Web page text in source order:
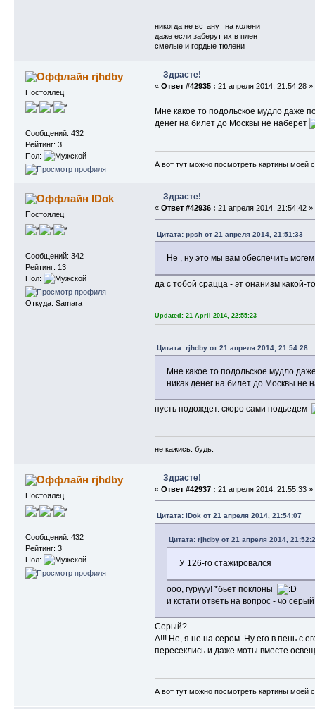
никогда не встанут на колени
даже если заберут их в плен
смелые и гордые тюлени
rjhdby
Постоялец
Сообщений: 432
Рейтинг: 3
Пол:
Здрасте!
« Ответ #42935 : 21 апреля 2014, 21:54:28 »
Мне какое то подольское мудло даже
денег на билет до Москвы не наберет
А вот тут можно посмотреть картины моей
IDok
Постоялец
Сообщений: 342
Рейтинг: 13
Пол:
Откуда: Samara
Здрасте!
« Ответ #42936 : 21 апреля 2014, 21:54:42 »
Цитата: ppsh от 21 апреля 2014, 21:51:33
Не , ну это мы вам обеспечить
да с тобой срацца - эт онанизм какой-
Updated: 21 April 2014, 22:55:23
Цитата: rjhdby от 21 апреля 2014, 21:54:28
Мне какое то подольское мудло
никак денег на билет до Москвы не
пусть подождет. скоро сами подьедем
не кажись. будь.
rjhdby
Постоялец
Сообщений: 432
Рейтинг: 3
Пол:
Здрасте!
« Ответ #42937 : 21 апреля 2014, 21:55:33 »
Цитата: IDok от 21 апреля 2014, 21:54:07
Цитата: rjhdby от 21 апреля 2014,
У 126-го стажировался
ооо, гурууу! *бьет поклоны
и кстати ответь на вопрос - чо
Серый?
А!!! Не, я не на сером. Ну его в пень с
пересеклись и даже моты вместе
А вот тут можно посмотреть картины моей